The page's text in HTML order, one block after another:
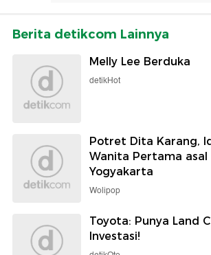
Berita detikcom Lainnya
Melly Lee Berduka
detikHot
Potret Dita Karang,
Wanita Pertama asal
Yogyakarta
Wolipop
Toyota: Punya Land
Investasi!